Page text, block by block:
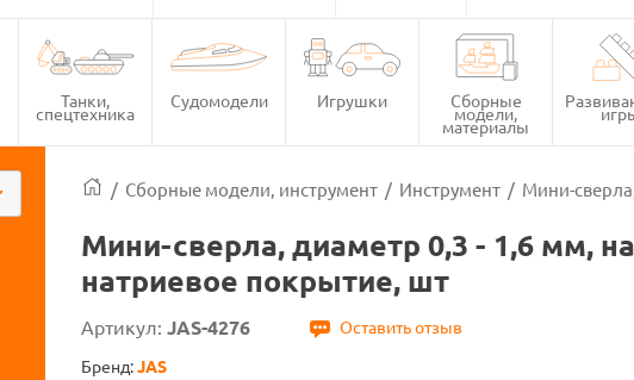
Танки,
спецтехника
Судомодели Игрушки Сборные
модели,
материалы
/ Сборные модели, инструмент / Инструмент / Мини-
Мини-сверла, диаметр 0,3 - 1,6 мм,
натриевое покрытие, шт
Артикул: JAS-4276
Оставить отзыв
Бренд:JAS